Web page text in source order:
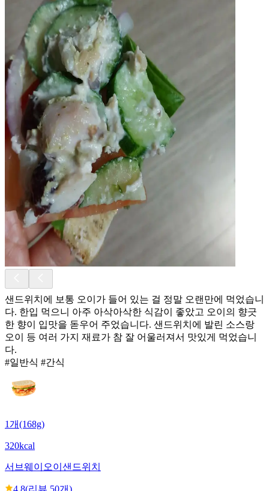
샌드위치에 보통 오이가 들어 있는 걸 정말 오랜만에 먹었습니
다. 한입 먹으니 아주 아삭아삭한 식감이 좋았고 오이의 향긋
한 향이 입맛을 돋우어 주었습니다. 샌드위치에 발린 소스랑
오이 등 여러 가지 재료가 참 잘 어울러져서 맛있게 먹었습니
다.
#일반식 #간식
1개(168g)
320kcal
서브웨이 오이샌드위치
4.8(리뷰 50개)